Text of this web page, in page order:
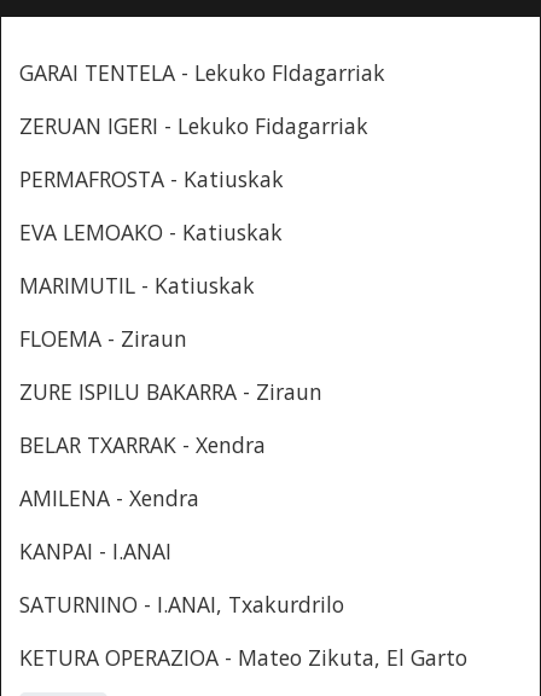
GARAI TENTELA - Lekuko FIdagarriak
ZERUAN IGERI - Lekuko Fidagarriak
PERMAFROSTA - Katiuskak
EVA LEMOAKO - Katiuskak
MARIMUTIL - Katiuskak
FLOEMA - Ziraun
ZURE ISPILU BAKARRA - Ziraun
BELAR TXARRAK - Xendra
AMILENA - Xendra
KANPAI - I.ANAI
SATURNINO - I.ANAI, Txakurdrilo
KETURA OPERAZIOA - Mateo Zikuta, El Garto